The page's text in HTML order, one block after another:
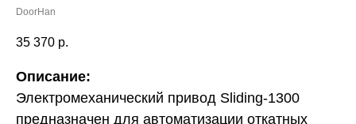
DoorHan
35 370 р.
Описание:
Электромеханический привод Sliding-1300
предназначен для aвтоматизации откатных